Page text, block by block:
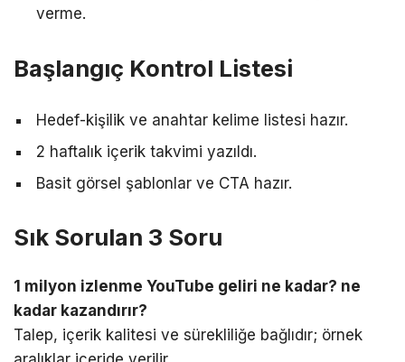
verme.
Başlangıç Kontrol Listesi
Hedef-kişilik ve anahtar kelime listesi hazır.
2 haftalık içerik takvimi yazıldı.
Basit görsel şablonlar ve CTA hazır.
Sık Sorulan 3 Soru
1 milyon izlenme YouTube geliri ne kadar? ne
kadar kazandırır?
Talep, içerik kalitesi ve sürekliliğe bağlıdır; örnek